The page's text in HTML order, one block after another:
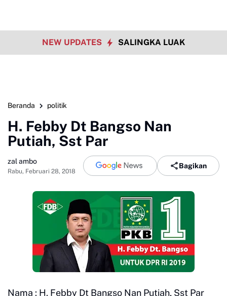
NEW UPDATES SALINGKA LUAK
Beranda politik
H. Febby Dt Bangso Nan
Putiah, Sst Par
zal ambo
Rabu, Februari 28, 2018
Bagikan
Nama : H. Febby Dt Bangso Nan Putiah, Sst Par